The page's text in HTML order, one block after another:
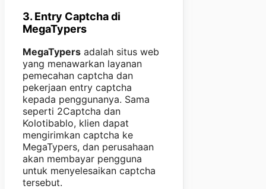
3. Entry Captcha di
MegaTypers
MegaTypers adalah situs web
yang menawarkan layanan
pemecahan captcha dan
pekerjaan entry captcha
kepada penggunanya. Sama
seperti 2Captcha dan
Kolotibablo, klien dapat
mengirimkan captcha ke
MegaTypers, dan perusahaan
akan membayar pengguna
untuk menyelesaikan captcha
tersebut.